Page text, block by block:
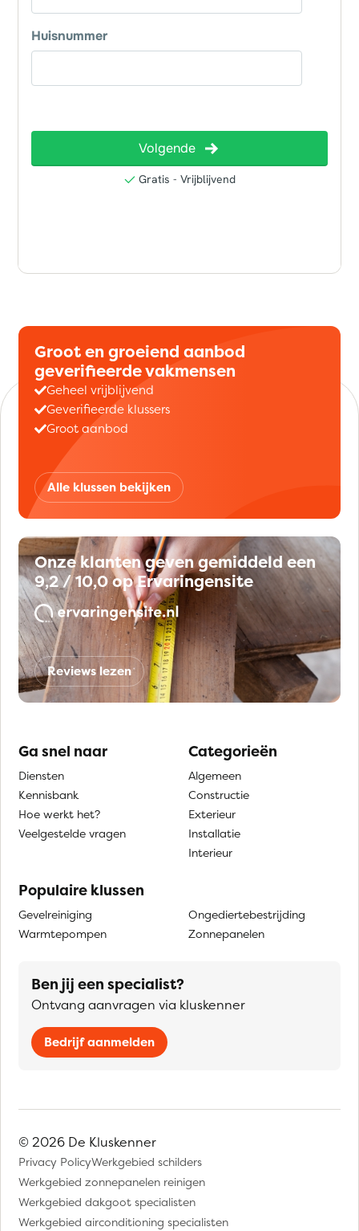
Groot en groeiend aanbod
geverifieerde vakmensen
Geheel vrijblijvend
Geverifieerde klussers
Groot aanbod
Alle klussen bekijken
Onze klanten geven gemiddeld een
9,2 / 10,0 op Ervaringensite
Reviews lezen
Ga snel naar
Diensten
Kennisbank
Hoe werkt het?
Veelgestelde vragen
Categorieën
Algemeen
Constructie
Exterieur
Installatie
Interieur
Populaire klussen
Gevelreiniging
Warmtepompen
Ongediertebestrijding
Zonnepanelen
Ben jij een specialist?
Ontvang aanvragen via kluskenner
Bedrijf aanmelden
© 2026 De Kluskenner
Privacy PolicyWerkgebied schilders
Werkgebied zonnepanelen reinigen
Werkgebied dakgoot specialisten
Werkgebied airconditioning specialisten